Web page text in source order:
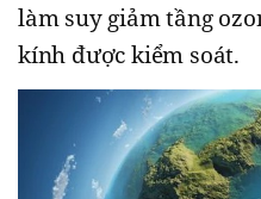
làm suy giảm tầng
kính được kiểm soát.